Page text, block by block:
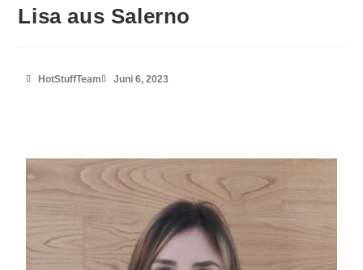
Lisa aus Salerno
HotStuffTeam Juni 6, 2023